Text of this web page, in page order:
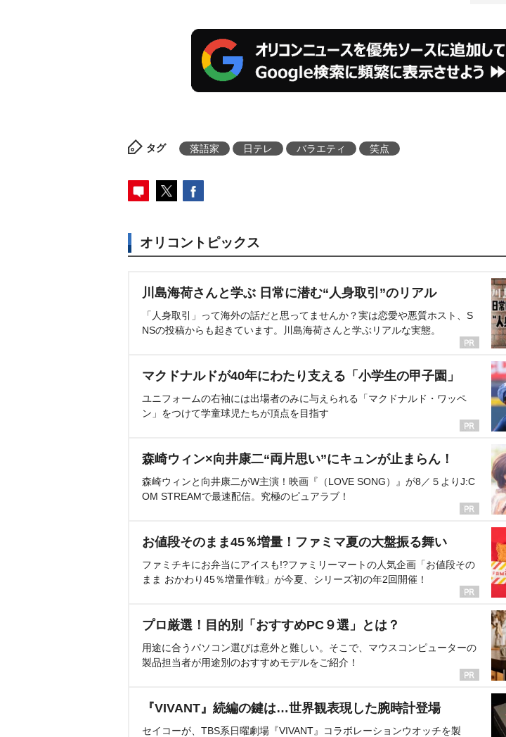
タグ 落語家 日テレ バラエティ 笑点
オリコントピックス
川島海荷さんと学ぶ 日常に潜む“人身取引”のリアル
「人身取引」って海外の話だと思ってませんか？実は恋愛や悪質ホスト、S
NSの投稿からも起きています。川島海荷さんと学ぶリアルな実態。
マクドナルドが40年にわたり支える「小学生の甲子園」
ユニフォームの右袖には出場者のみに与えられる「マクドナルド・ワッペ
ン」をつけて学童球児たちが頂点を目指す
森崎ウィン×向井康二“両片思い”にキュンが止まらん！
森崎ウィンと向井康二がW主演！映画『（LOVE SONG）』が8／５よりJ:C
OM STREAMで最速配信。究極のピュアラブ！
お値段そのまま45％増量！ファミマ夏の大盤振る舞い
ファミチキにお弁当にアイスも!?ファミリーマートの人気企画「お値段その
まま おかわり45％増量作戦」が今夏、シリーズ初の年2回開催！
プロ厳選！目的別「おすすめPC９選」とは？
用途に合うパソコン選びは意外と難しい。そこで、マウスコンピューターの
製品担当者が用途別のおすすめモデルをご紹介！
『VIVANT』続編の鍵は…世界観表現した腕時計登場
セイコーが、TBS系日曜劇場『VIVANT』コラボレーションウオッチを製